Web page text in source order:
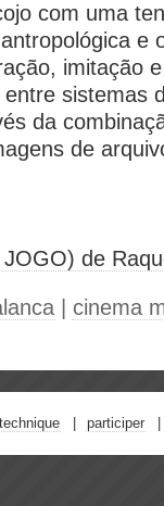
com uma
e
imitação
sistemas
da
de
de
cinema
participer